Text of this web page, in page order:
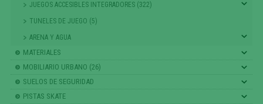
JUEGOS ACCESIBLES INTEGRADORES (322)
TUNELES DE JUEGO (5)
ARENA Y AGUA
MATERIALES
MOBILIARIO URBANO (26)
SUELOS DE SEGURIDAD
PISTAS SKATE